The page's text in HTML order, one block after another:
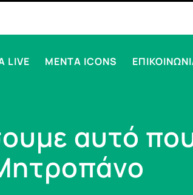
LIVE MENTA ICONS
αυτό